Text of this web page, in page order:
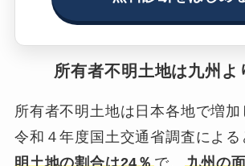
所有者不明土地は九州よ
所有者不明土地は日本各地で増加
令和４年度国土交通省調査による
明土地の割合は24％で、 九州の